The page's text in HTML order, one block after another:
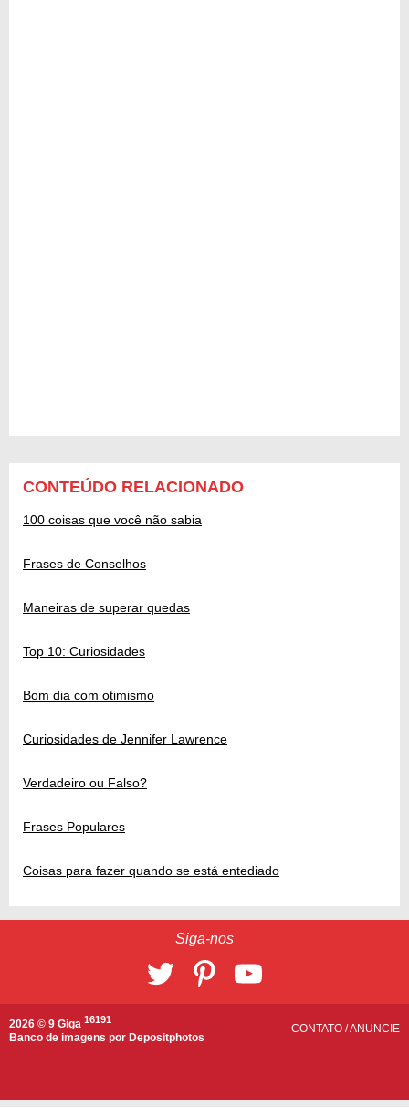
CONTEÚDO RELACIONADO
100 coisas que você não sabia
Frases de Conselhos
Maneiras de superar quedas
Top 10: Curiosidades
Bom dia com otimismo
Curiosidades de Jennifer Lawrence
Verdadeiro ou Falso?
Frases Populares
Coisas para fazer quando se está entediado
Siga-nos
2026 © 9 Giga 16191
Banco de imagens por Depositphotos
CONTATO /ANUNCIE